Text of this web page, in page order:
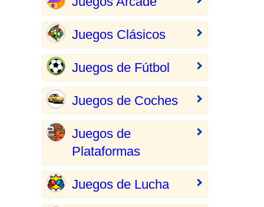
Juegos Clásicos
Juegos de Fútbol
Juegos de Coches
Juegos de
Plataformas
Juegos de Lucha